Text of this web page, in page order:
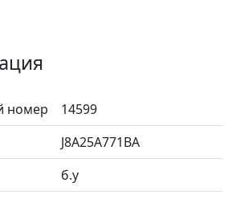
номер
14599
J8A25A771BA
б.у